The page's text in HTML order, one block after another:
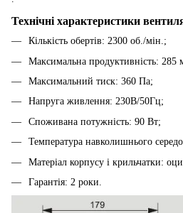
Технічні характеристики
Кількість обертів: 2300 об./мін.;
Максимальна продуктивність: 285
Максимальний тиск: 360 Па;
Напруга живлення: 230В/50Гц;
Споживана потужність: 90 Вт;
Температура навколишнього
Матеріал корпусу і крильчатки:
Гарантія: 2 роки.